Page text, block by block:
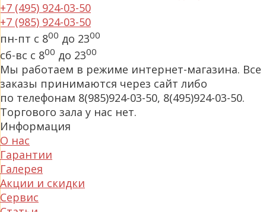
+7 (495) 924-03-50
+7 (985) 924-03-50
пн-пт с 800 до 2300
сб-вс с 800 до 2300
Мы работаем в режиме интернет-магазина. Все
заказы принимаются через сайт либо
по телефонам 8(985)924-03-50, 8(495)924-03-50.
Торгового зала у нас нет.
Информация
О нас
Гарантии
Галерея
Акции и скидки
Сервис